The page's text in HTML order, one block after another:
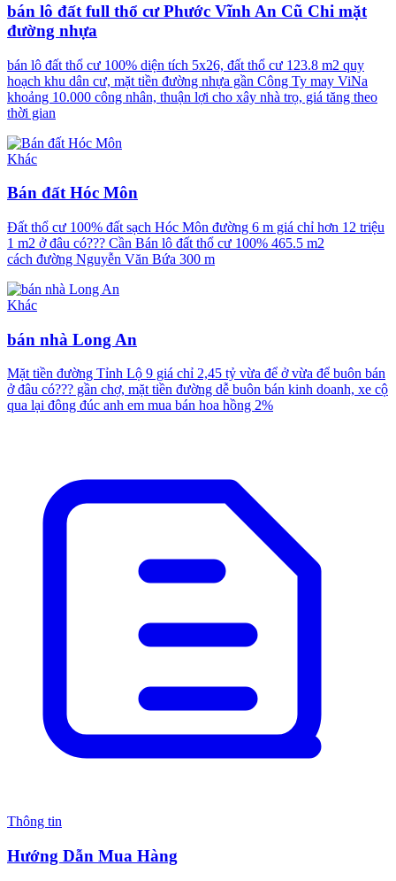
bán lô đất full thổ cư Phước Vĩnh An Cũ Chi mặt
đường nhựa
bán lô đất thổ cư 100% diện tích 5x26, đất thổ cư 123.8 m2 quy
hoạch khu dân cư, mặt tiền đường nhựa gần Công Ty may ViNa
khoảng 10.000 công nhân, thuận lợi cho xây nhà trọ, giá tăng theo
thời gian
Khác
Bán đất Hóc Môn
Đất thổ cư 100% đất sạch Hóc Môn đường 6 m giá chỉ hơn 12 triệu
1 m2 ở đâu có??? Cần Bán lô đất thổ cư 100% 465.5 m2
cách đường Nguyễn Văn Bứa 300 m
Khác
bán nhà Long An
Mặt tiền đường Tỉnh Lộ 9 giá chỉ 2,45 tỷ vừa để ở vừa để buôn bán
ở đâu có??? gần chợ, mặt tiền đường dễ buôn bán kinh doanh, xe cộ
qua lại đông đúc anh em mua bán hoa hồng 2%
Thông tin
Hướng Dẫn Mua Hàng